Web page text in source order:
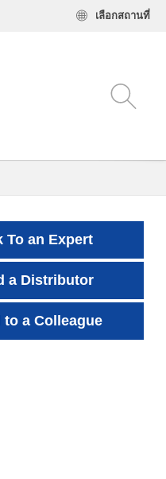
เลือกสถานที่
To an Expert
a Distributor
to a Colleague